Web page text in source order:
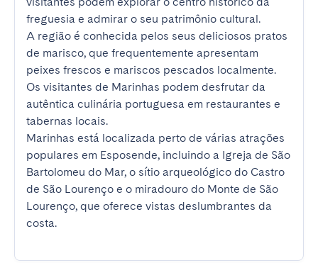
freguesia e admirar o seu patrimônio cultural.
A região é conhecida pelos seus deliciosos pratos
de marisco, que frequentemente apresentam
peixes frescos e mariscos pescados localmente.
Os visitantes de Marinhas podem desfrutar da
autêntica culinária portuguesa em restaurantes e
tabernas locais.
Marinhas está localizada perto de várias atrações
populares em Esposende, incluindo a Igreja de São
Bartolomeu do Mar, o sítio arqueológico do Castro
de São Lourenço e o miradouro do Monte de São
Lourenço, que oferece vistas deslumbrantes da
costa.